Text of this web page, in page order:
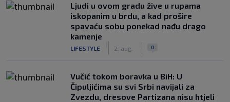
Ljudi u ovom gradu žive u rupama
iskopanim u brdu, a kad prošire
spavaću sobu ponekad nađu drago
kamenje
LIFESTYLE 2. aug. 0
Vučić tokom boravka u BiH: U
Čipuljićima su svi Srbi navijali za
Zvezdu, dresove Partizana nisu htjeli